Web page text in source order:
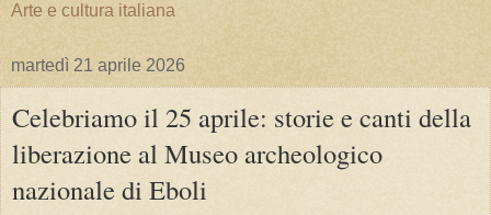
Arte e cultura italiana
martedì 21 aprile 2026
Celebriamo il 25 aprile: storie e canti della
liberazione al Museo archeologico
nazionale di Eboli